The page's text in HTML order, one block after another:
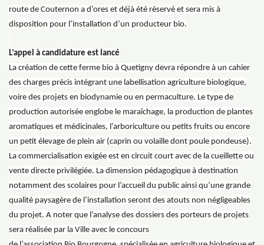
route de Couternon a d’ores et déjà été réservé et sera mis à
disposition pour l’installation d’un producteur bio.
L’appel à candidature est lancé
La création de cette ferme bio à Quetigny devra répondre à un cahier
des charges précis intégrant une labellisation agriculture biologique,
voire des projets en biodynamie ou en permaculture. Le type de
production autorisée englobe le maraîchage, la production de plantes
aromatiques et médicinales, l’arboriculture ou petits fruits ou encore
un petit élevage de plein air (caprin ou volaille dont poule pondeuse).
La commercialisation exigée est en circuit court avec de la cueillette ou
vente directe privilégiée. La dimension pédagogique à destination
notamment des scolaires pour l’accueil du public ainsi qu’une grande
qualité paysagère de l’installation seront des atouts non négligeables
du projet. A noter que l’analyse des dossiers des porteurs de projets
sera réalisée par la Ville avec le concours